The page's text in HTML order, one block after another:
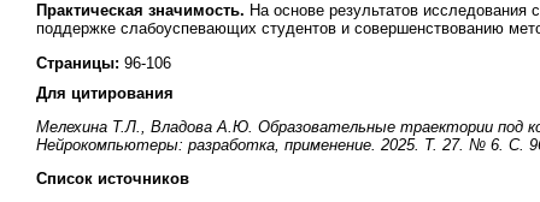
Практическая значимость. На основе результатов
поддержке слабоуспевающих студентов и совершенствованию
Страницы: 96-106
Для цитирования
Мелехина Т.Л., Владова А.Ю. Образовательные траектории под
Нейрокомпьютеры: разработка, применение. 2025. Т. 27. № 6. С.
Список источников